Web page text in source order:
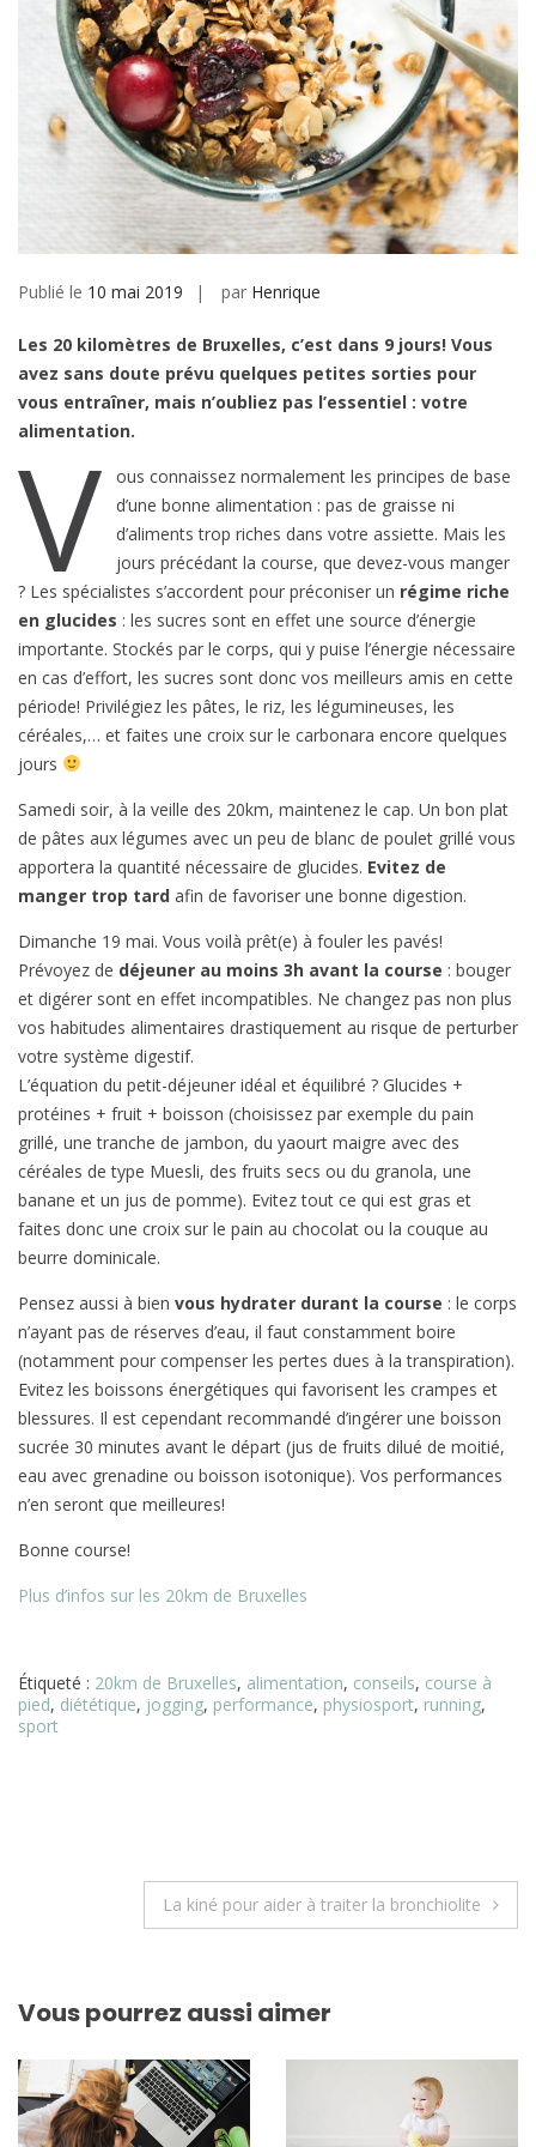
Publié le 10 mai 2019 par Henrique
Les 20 kilomètres de Bruxelles, c’est dans 9 jours! Vous
avez sans doute prévu quelques petites sorties pour
vous entraîner, mais n’oubliez pas l’essentiel : votre
alimentation.
V
ous connaissez normalement les principes de base
d’une bonne alimentation : pas de graisse ni
d’aliments trop riches dans votre assiette. Mais les
jours précédant la course, que devez-vous manger
? Les spécialistes s’accordent pour préconiser un régime riche
en glucides : les sucres sont en effet une source d’énergie
importante. Stockés par le corps, qui y puise l’énergie nécessaire
en cas d’effort, les sucres sont donc vos meilleurs amis en cette
période! Privilégiez les pâtes, le riz, les légumineuses, les
céréales,… et faites une croix sur le carbonara encore quelques
jours
Samedi soir, à la veille des 20km, maintenez le cap. Un bon plat
de pâtes aux légumes avec un peu de blanc de poulet grillé vous
apportera la quantité nécessaire de glucides. Evitez de
manger trop tard afin de favoriser une bonne digestion.
Dimanche 19 mai. Vous voilà prêt(e) à fouler les pavés!
Prévoyez de déjeuner au moins 3h avant la course : bouger
et digérer sont en effet incompatibles. Ne changez pas non plus
vos habitudes alimentaires drastiquement au risque de perturber
votre système digestif.
L’équation du petit-déjeuner idéal et équilibré ? Glucides +
protéines + fruit + boisson (choisissez par exemple du pain
grillé, une tranche de jambon, du yaourt maigre avec des
céréales de type Muesli, des fruits secs ou du granola, une
banane et un jus de pomme). Evitez tout ce qui est gras et
faites donc une croix sur le pain au chocolat ou la couque au
beurre dominicale.
Pensez aussi à bien vous hydrater durant la course : le corps
n’ayant pas de réserves d’eau, il faut constamment boire
(notamment pour compenser les pertes dues à la transpiration).
Evitez les boissons énergétiques qui favorisent les crampes et
blessures. Il est cependant recommandé d’ingérer une boisson
sucrée 30 minutes avant le départ (jus de fruits dilué de moitié,
eau avec grenadine ou boisson isotonique). Vos performances
n’en seront que meilleures!
Bonne course!
Plus d’infos sur les 20km de Bruxelles
Étiqueté : 20km de Bruxelles, alimentation, conseils, course à
pied, diététique, jogging, performance, physiosport, running,
sport
Navigation
l’article
La kiné pour aider à traiter la bronchiolite
Vous pourrez aussi aimer